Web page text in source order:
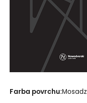
Farba povrchu:Mosadz